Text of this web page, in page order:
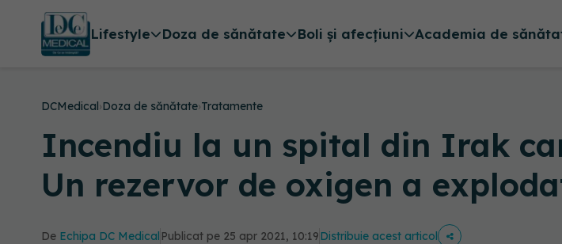
Lifestyle Doza de sănătate Boli și afecțiuni Academia de
DCMedical›Doza de sănătate›Tratamente
Incendiu la un spital din Irak
Un rezervor de oxigen a
De Echipa DC Medical Publicat pe 25 apr 2021, 10:19Distribuie acest articol